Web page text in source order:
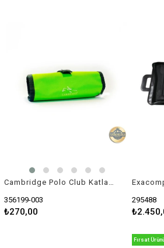
356199-003
₺270,00
295488
Fırsat